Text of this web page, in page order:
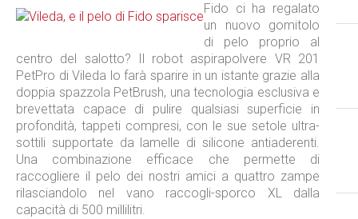
Fido ci ha regalato
un nuovo gomitolo
di pelo proprio al
centro del salotto? Il robot aspirapolvere VR 201
PetPro di Vileda lo farà sparire in un istante grazie alla
doppia spazzola PetBrush, una tecnologia esclusiva e
brevettata capace di pulire qualsiasi superficie in
profondità, tappeti compresi, con le sue setole ultra-
sottili supportate da lamelle di silicone antiaderenti.
Una combinazione efficace che permette di
raccogliere il pelo dei nostri amici a quattro zampe
rilasciandolo nel vano raccogli-sporco XL dalla
capacità di 500 millilitri.